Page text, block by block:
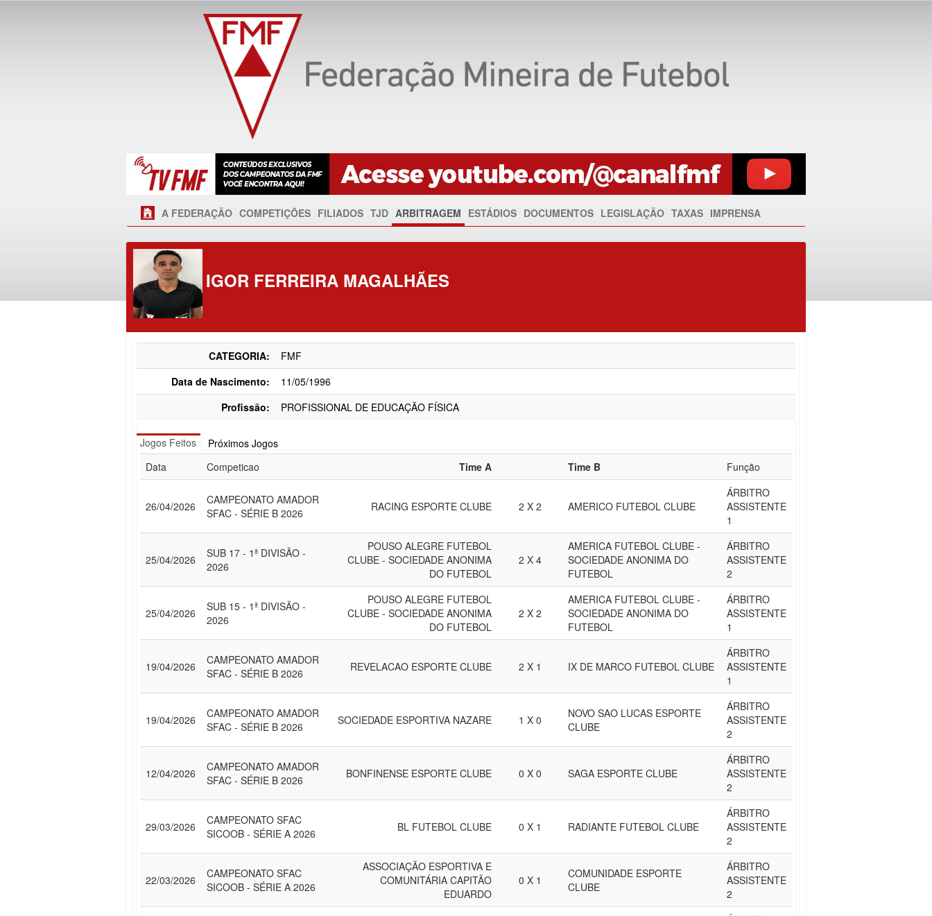
A FEDERAÇÃO COMPETIÇÕES FILIADOS TJD ARBITRAGEM ESTÁDIOS DOCUMENTOS LEGISLAÇÃO TAXAS IMPRENSA
IGOR FERREIRA MAGALHÃES
CATEGORIA:
FMF
Data de Nascimento:
11/05/1996
Profissão:
PROFISSIONAL DE EDUCAÇÃO FÍSICA
Jogos Feitos
Próximos Jogos
Data
Competicao Time A Time B Função
26/04/2026
CAMPEONATO AMADOR
SFAC - SÉRIE B 2026
RACING ESPORTE CLUBE 2 X 2 AMERICO FUTEBOL CLUBE
ÁRBITRO
ASSISTENTE
1
25/04/2026
SUB 17 - 1ª DIVISÃO -
2026
POUSO ALEGRE FUTEBOL
CLUBE - SOCIEDADE ANONIMA
DO FUTEBOL
2 X 4
AMERICA FUTEBOL CLUBE -
SOCIEDADE ANONIMA DO
FUTEBOL
ÁRBITRO
ASSISTENTE
2
25/04/2026
SUB 15 - 1ª DIVISÃO -
2026
POUSO ALEGRE FUTEBOL
CLUBE - SOCIEDADE ANONIMA
DO FUTEBOL
2 X 2
AMERICA FUTEBOL CLUBE -
SOCIEDADE ANONIMA DO
FUTEBOL
ÁRBITRO
ASSISTENTE
1
19/04/2026
CAMPEONATO AMADOR
SFAC - SÉRIE B 2026
REVELACAO ESPORTE CLUBE 2 X 1 IX DE MARCO FUTEBOL CLUBE
ÁRBITRO
ASSISTENTE
1
19/04/2026
CAMPEONATO AMADOR
SFAC - SÉRIE B 2026
SOCIEDADE ESPORTIVA NAZARE 1 X 0
NOVO SAO LUCAS ESPORTE
CLUBE
ÁRBITRO
ASSISTENTE
2
12/04/2026
CAMPEONATO AMADOR
SFAC - SÉRIE B 2026
BONFINENSE ESPORTE CLUBE 0 X 0 SAGA ESPORTE CLUBE
ÁRBITRO
ASSISTENTE
2
29/03/2026
CAMPEONATO SFAC
SICOOB - SÉRIE A 2026
BL FUTEBOL CLUBE 0 X 1 RADIANTE FUTEBOL CLUBE
ÁRBITRO
ASSISTENTE
2
22/03/2026
CAMPEONATO SFAC
SICOOB - SÉRIE A 2026
ASSOCIAÇÃO ESPORTIVA E
COMUNITÁRIA CAPITÃO
EDUARDO
0 X 1
COMUNIDADE ESPORTE
CLUBE
ÁRBITRO
ASSISTENTE
2